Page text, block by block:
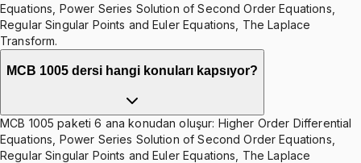
Equations, Power Series Solution of Second Order Equations,
Regular Singular Points and Euler Equations, The Laplace
Transform.
MCB 1005 dersi hangi konuları kapsıyor?
MCB 1005 paketi 6 ana konudan oluşur: Higher Order Differential
Equations, Power Series Solution of Second Order Equations,
Regular Singular Points and Euler Equations, The Laplace